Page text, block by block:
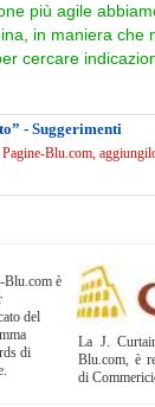
più agile
in maniera che
cercare
- Suggerimenti
Blu.com,
Blu.com è
del
di
La J.
Blu.com, è
di